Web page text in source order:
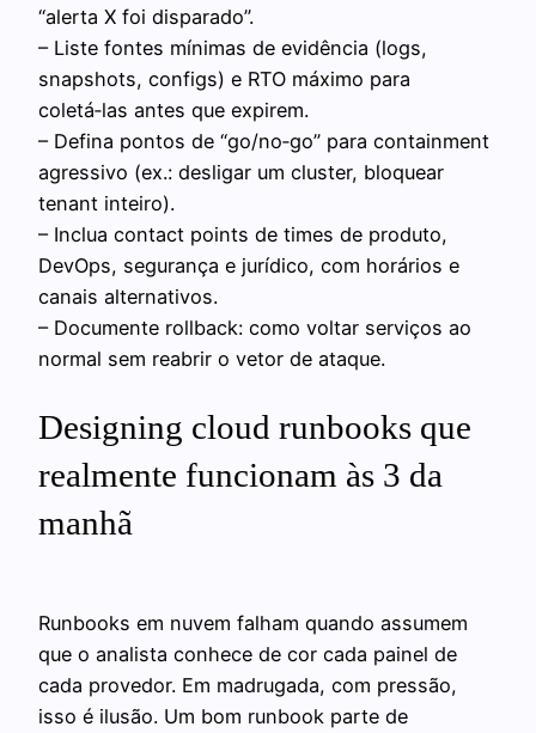
“alerta X foi disparado”.
– Liste fontes mínimas de evidência (logs,
snapshots, configs) e RTO máximo para
coletá‑las antes que expirem.
– Defina pontos de “go/no‑go” para containment
agressivo (ex.: desligar um cluster, bloquear
tenant inteiro).
– Inclua contact points de times de produto,
DevOps, segurança e jurídico, com horários e
canais alternativos.
– Documente rollback: como voltar serviços ao
normal sem reabrir o vetor de ataque.
Designing cloud runbooks que
realmente funcionam às 3 da
manhã
Runbooks em nuvem falham quando assumem
que o analista conhece de cor cada painel de
cada provedor. Em madrugada, com pressão,
isso é ilusão. Um bom runbook parte de